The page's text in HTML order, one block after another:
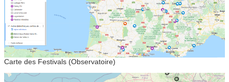
Carte des Festivals (Observatoire)